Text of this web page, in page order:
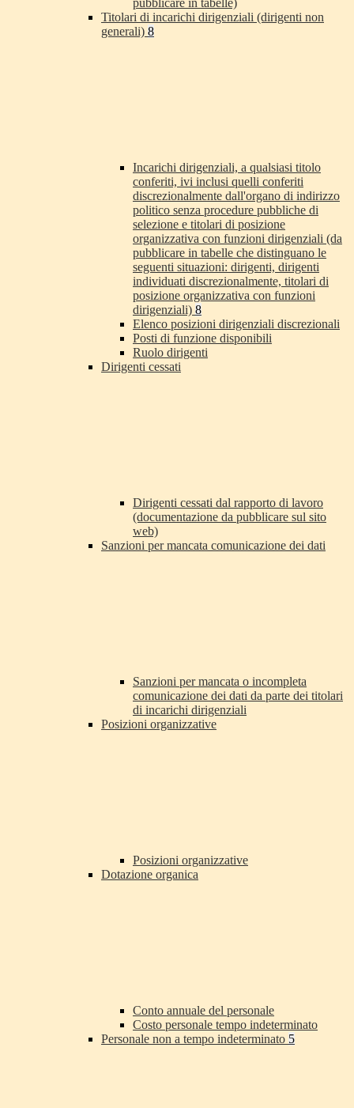
pubblicare in tabelle)
Titolari di incarichi dirigenziali (dirigenti non
generali) 8
Incarichi dirigenziali, a qualsiasi titolo
conferiti, ivi inclusi quelli conferiti
discrezionalmente dall'organo di indirizzo
politico senza procedure pubbliche di
selezione e titolari di posizione
organizzativa con funzioni dirigenziali (da
pubblicare in tabelle che distinguano le
seguenti situazioni: dirigenti, dirigenti
individuati discrezionalmente, titolari di
posizione organizzativa con funzioni
dirigenziali) 8
Elenco posizioni dirigenziali discrezionali
Posti di funzione disponibili
Ruolo dirigenti
Dirigenti cessati
Dirigenti cessati dal rapporto di lavoro
(documentazione da pubblicare sul sito
web)
Sanzioni per mancata comunicazione dei dati
Sanzioni per mancata o incompleta
comunicazione dei dati da parte dei titolari
di incarichi dirigenziali
Posizioni organizzative
Posizioni organizzative
Dotazione organica
Conto annuale del personale
Costo personale tempo indeterminato
Personale non a tempo indeterminato 5